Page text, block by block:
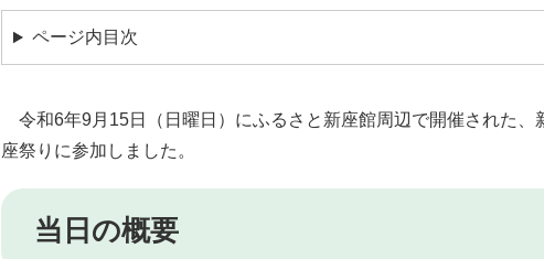
ページ内目次
令和6年9月15日（日曜日）にふるさと新座館周辺で開催された、
座祭りに参加しました。
当日の概要